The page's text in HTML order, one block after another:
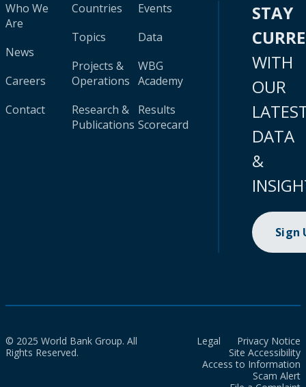
Who We
Are
News
Careers
Contact
Countries
Topics
Projects &
Operations
Research &
Publications
Events
Data
WBG
Academy
Results
Scorecard
STAY
WITH
OUR
DATA
&
Sign
© 2025 World Bank Group. All
Rights Reserved.
Legal
Privacy Notice
Site Accessibility
Access to Information
Scam Alert